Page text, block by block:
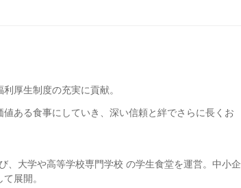
厚生制度の充実に貢献。
値ある食事にしていき、深い信頼と絆でさらに長くお
、大学や高等学校専門学校 の学生食堂を運営。中小企
展開。